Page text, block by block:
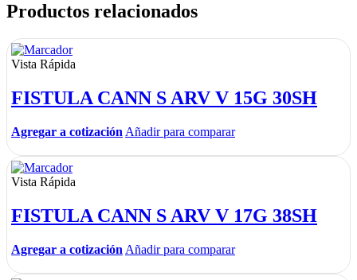
Productos relacionados
Vista Rápida
FISTULA CANN S ARV V 15G 30SH
Agregar a cotización Añadir para comparar
Vista Rápida
FISTULA CANN S ARV V 17G 38SH
Agregar a cotización Añadir para comparar